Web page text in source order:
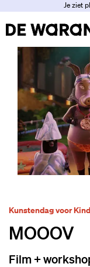
Je ziet
MOOOV
Film +
Kunstendag voor